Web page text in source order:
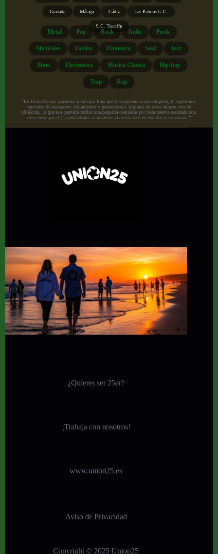
Granada Málaga Cádiz Las Palmas G.C.
S.C. Tenerife
Metal Pop Rock Indie Punk
Musicales Fusión Flamenco Soul Jazz
Blues Electrónica Música Clásica Hip-hop
Trap Rap
“En Union25 nos apasiona la música. Para que tu experiencia sea completa, te sugerimos
opciones de transporte, alojamiento y gastronomía. Algunos de estos enlaces son de
afiliación, lo que nos permite recibir una pequeña comisión por cada reserva realizada (sin
coste extra para ti), ayudándonos a mantener viva esta web de eventos y conciertos.”
¿Quieres ser 25er?
¡Trabaja con nosotros!
www.union25.es
Aviso de Privacidad
Copyright © 2025 Union25